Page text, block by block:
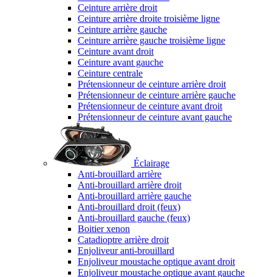
Ceinture arrière droit
Ceinture arrière droite troisième ligne
Ceinture arrière gauche
Ceinture arrière gauche troisième ligne
Ceinture avant droit
Ceinture avant gauche
Ceinture centrale
Prétensionneur de ceinture arrière droit
Prétensionneur de ceinture arrière gauche
Prétensionneur de ceinture avant droit
Prétensionneur de ceinture avant gauche
Éclairage
Anti-brouillard arrière
Anti-brouillard arrière droit
Anti-brouillard arrière gauche
Anti-brouillard droit (feux)
Anti-brouillard gauche (feux)
Boitier xenon
Catadioptre arrière droit
Enjoliveur anti-brouillard
Enjoliveur moustache optique avant droit
Enjoliveur moustache optique avant gauche